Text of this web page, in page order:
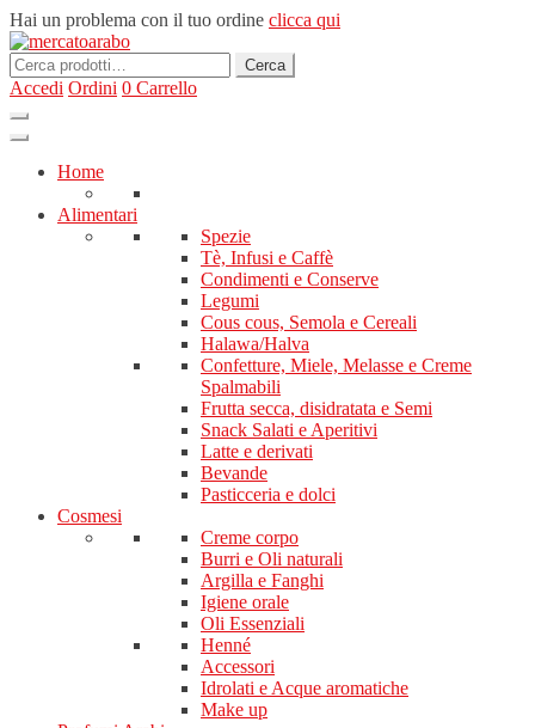
Hai un problema con il tuo ordine clicca qui
Cerca: Cerca
Accedi Ordini 0 Carrello
Home
Alimentari
Spezie
Tè, Infusi e Caffè
Condimenti e Conserve
Legumi
Cous cous, Semola e Cereali
Halawa/Halva
Confetture, Miele, Melasse e Creme
Spalmabili
Frutta secca, disidratata e Semi
Snack Salati e Aperitivi
Latte e derivati
Bevande
Pasticceria e dolci
Cosmesi
Creme corpo
Burri e Oli naturali
Argilla e Fanghi
Igiene orale
Oli Essenziali
Henné
Accessori
Idrolati e Acque aromatiche
Make up